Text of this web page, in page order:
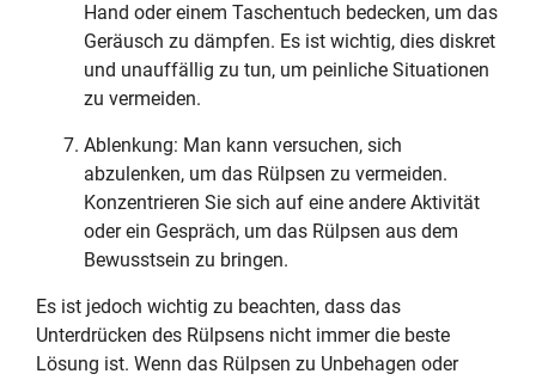
Hand oder einem Taschentuch bedecken, um das
Geräusch zu dämpfen. Es ist wichtig, dies diskret
und unauffällig zu tun, um peinliche Situationen
zu vermeiden.
Ablenkung: Man kann versuchen, sich
abzulenken, um das Rülpsen zu vermeiden.
Konzentrieren Sie sich auf eine andere Aktivität
oder ein Gespräch, um das Rülpsen aus dem
Bewusstsein zu bringen.
Es ist jedoch wichtig zu beachten, dass das
Unterdrücken des Rülpsens nicht immer die beste
Lösung ist. Wenn das Rülpsen zu Unbehagen oder